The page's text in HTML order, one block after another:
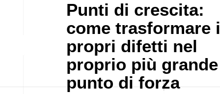
Punti di crescita:
come trasformare i
propri difetti nel
proprio più grande
punto di forza